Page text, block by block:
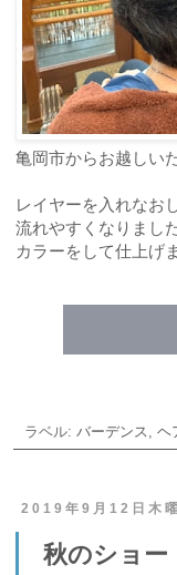
亀岡市からお越しい
レイヤーを入れなお
流れやすくなりまし
カラーをして仕上げ
ラベル: バーデンス, ヘ
2019年9月12日木曜
秋のショ